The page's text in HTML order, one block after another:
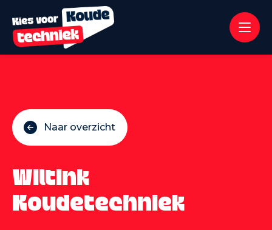
Naar overzicht
Wiltink
Koudetechniek